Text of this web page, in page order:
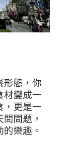
形態，你
材變成一
，更是一
問題，
樂趣。